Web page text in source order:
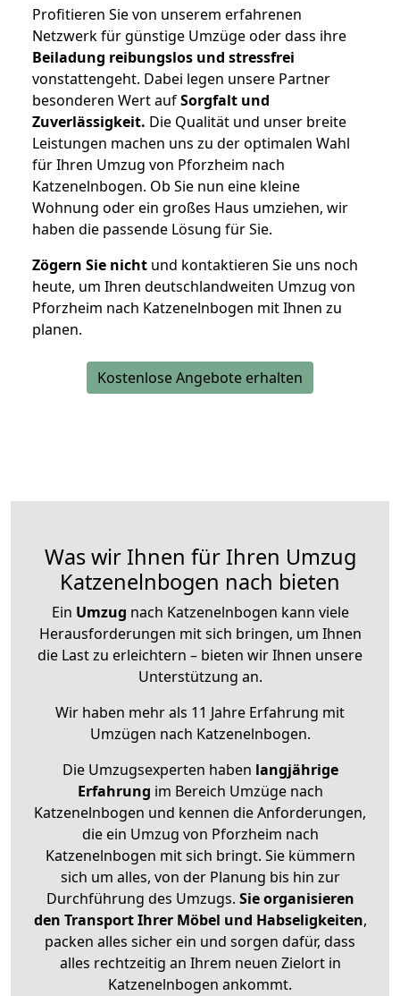
Profitieren Sie von unserem erfahrenen
Netzwerk für günstige Umzüge oder dass ihre
Beiladung reibungslos und stressfrei
vonstattengeht. Dabei legen unsere Partner
besonderen Wert aufSorgfalt und
Zuverlässigkeit. Die Qualität und unser breite
Leistungen machen uns zu der optimalen Wahl
für Ihren Umzug von Pforzheim nach
Katzenelnbogen. Ob Sie nun eine kleine
Wohnung oder ein großes Haus umziehen, wir
haben die passende Lösung für Sie.
Zögern Sie nicht und kontaktieren Sie uns noch
heute, um Ihren deutschlandweiten Umzug von
Pforzheim nach Katzenelnbogen mit Ihnen zu
planen.
Kostenlose Angebote erhalten
Was wir Ihnen für Ihren Umzug
Katzenelnbogen nach bieten
Ein Umzug nach Katzenelnbogen kann viele
Herausforderungen mit sich bringen, um Ihnen
die Last zu erleichtern – bieten wir Ihnen unsere
Unterstützung an.
Wir haben mehr als 11 Jahre Erfahrung mit
Umzügen nach Katzenelnbogen.
Die Umzugsexperten haben langjährige
Erfahrung im Bereich Umzüge nach
Katzenelnbogen und kennen die Anforderungen,
die ein Umzug von Pforzheim nach
Katzenelnbogen mit sich bringt. Sie kümmern
sich um alles, von der Planung bis hin zur
Durchführung des Umzugs. Sie organisieren
den Transport Ihrer Möbel und Habseligkeiten,
packen alles sicher ein und sorgen dafür, dass
alles rechtzeitig an Ihrem neuen Zielort in
Katzenelnbogen ankommt.